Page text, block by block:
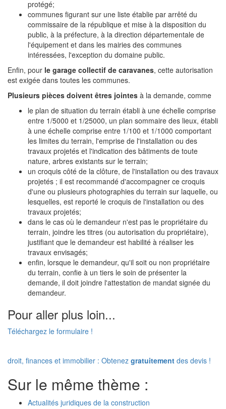
protégé;
communes figurant sur une liste établie par arrêté du
commissaire de la république et mise à la disposition du
public, à la préfecture, à la direction départementale de
l'équipement et dans les mairies des communes
intéressées, l'exception du domaine public.
Enfin, pour le garage collectif de caravanes, cette autorisation
est exigée dans toutes les communes.
Plusieurs pièces doivent êtres jointes à la demande, comme
le plan de situation du terrain établi à une échelle comprise
entre 1/5000 et 1/25000, un plan sommaire des lieux, établi
à une échelle comprise entre 1/100 et 1/1000 comportant
les limites du terrain, l'emprise de l'installation ou des
travaux projetés et l'indication des bâtiments de toute
nature, arbres existants sur le terrain;
un croquis côté de la clôture, de l'installation ou des travaux
projetés ; il est recommandé d'accompagner ce croquis
d'une ou plusieurs photographies du terrain sur laquelle, ou
lesquelles, est reporté le croquis de l'installation ou des
travaux projetés;
dans le cas où le demandeur n'est pas le propriétaire du
terrain, joindre les titres (ou autorisation du propriétaire),
justifiant que le demandeur est habilité à réaliser les
travaux envisagés;
enfin, lorsque le demandeur, qu'il soit ou non propriétaire
du terrain, confie à un tiers le soin de présenter la
demande, il doit joindre l'attestation de mandat signée du
demandeur.
Pour aller plus loin...
Téléchargez le formulaire !
droit, finances et immobilier : Obtenez gratuitement des devis !
Sur le même thème :
Actualités juridiques de la construction